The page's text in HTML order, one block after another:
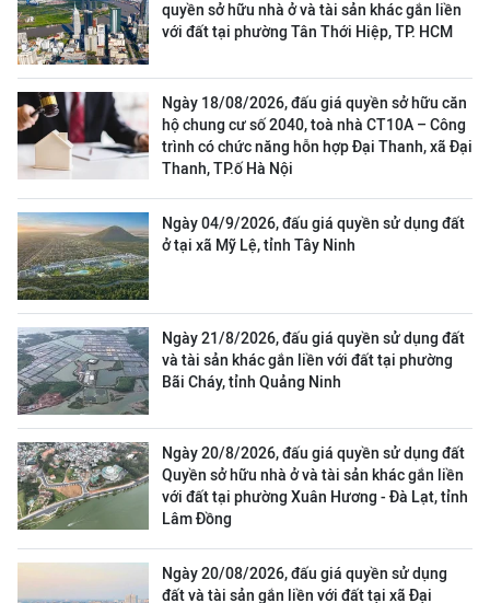
quyền sở hữu nhà ở và tài sản khác gắn liền
với đất tại phường Tân Thới Hiệp, TP. HCM
Ngày 18/08/2026, đấu giá quyền sở hữu căn
hộ chung cư số 2040, toà nhà CT10A – Công
trình có chức năng hỗn hợp Đại Thanh, xã Đại
Thanh, TP.ố Hà Nội
Ngày 04/9/2026, đấu giá quyền sử dụng đất
ở tại xã Mỹ Lệ, tỉnh Tây Ninh
Ngày 21/8/2026, đấu giá quyền sử dụng đất
và tài sản khác gắn liền với đất tại phường
Bãi Cháy, tỉnh Quảng Ninh
Ngày 20/8/2026, đấu giá quyền sử dụng đất
Quyền sở hữu nhà ở và tài sản khác gắn liền
với đất tại phường Xuân Hương - Đà Lạt, tỉnh
Lâm Đồng
Ngày 20/08/2026, đấu giá quyền sử dụng
đất và tài sản gắn liền với đất tại xã Đại